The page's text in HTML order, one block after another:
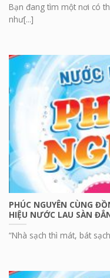
Bạn đang tìm một nơi có
như[...]
PHÚC NGUYÊN CÙNG
HIỆU NƯỚC LAU SÀN
“Nhà sạch thì mát, bát